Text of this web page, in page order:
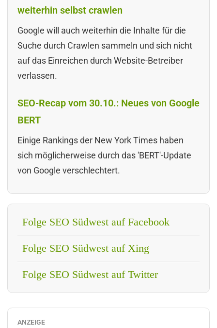
weiterhin selbst crawlen
Google will auch weiterhin die Inhalte für die
Suche durch Crawlen sammeln und sich nicht
auf das Einreichen durch Website-Betreiber
verlassen.
SEO-Recap vom 30.10.: Neues von Google
BERT
Einige Rankings der New York Times haben
sich möglicherweise durch das 'BERT'-Update
von Google verschlechtert.
Folge SEO Südwest auf Facebook
Folge SEO Südwest auf Xing
Folge SEO Südwest auf Twitter
ANZEIGE